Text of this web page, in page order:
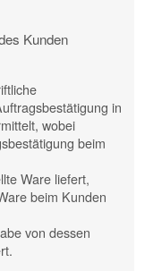
Kunden
in
wobei
beim
Ware liefert,
beim Kunden
von dessen